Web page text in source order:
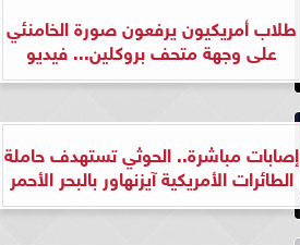
طلاب أمريكيون يرفعون صورة الخامنئي
على وجهة متحف بروكلين... فيديو
إصابات مباشرة.. الحوثي تستهدف حاملة
الطائرات الأمريكية آيزنهاور بالبحر الأحمر